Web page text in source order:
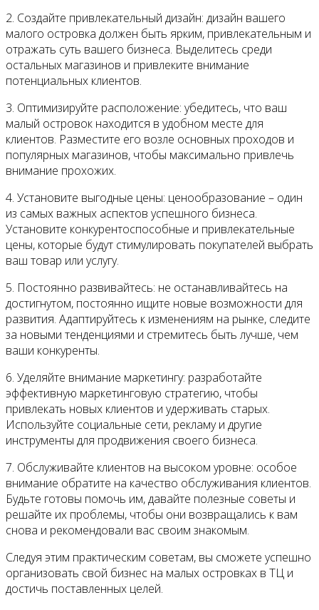
2. Создайте привлекательный дизайн: дизайн вашего
малого островка должен быть ярким, привлекательным и
отражать суть вашего бизнеса. Выделитесь среди
остальных магазинов и привлеките внимание
потенциальных клиентов.
3. Оптимизируйте расположение: убедитесь, что ваш
малый островок находится в удобном месте для
клиентов. Разместите его возле основных проходов и
популярных магазинов, чтобы максимально привлечь
внимание прохожих.
4. Установите выгодные цены: ценообразование – один
из самых важных аспектов успешного бизнеса.
Установите конкурентоспособные и привлекательные
цены, которые будут стимулировать покупателей выбрать
ваш товар или услугу.
5. Постоянно развивайтесь: не останавливайтесь на
достигнутом, постоянно ищите новые возможности для
развития. Адаптируйтесь к изменениям на рынке, следите
за новыми тенденциями и стремитесь быть лучше, чем
ваши конкуренты.
6. Уделяйте внимание маркетингу: разработайте
эффективную маркетинговую стратегию, чтобы
привлекать новых клиентов и удерживать старых.
Используйте социальные сети, рекламу и другие
инструменты для продвижения своего бизнеса.
7. Обслуживайте клиентов на высоком уровне: особое
внимание обратите на качество обслуживания клиентов.
Будьте готовы помочь им, давайте полезные советы и
решайте их проблемы, чтобы они возвращались к вам
снова и рекомендовали вас своим знакомым.
Следуя этим практическим советам, вы сможете успешно
организовать свой бизнес на малых островках в ТЦ и
достичь поставленных целей.